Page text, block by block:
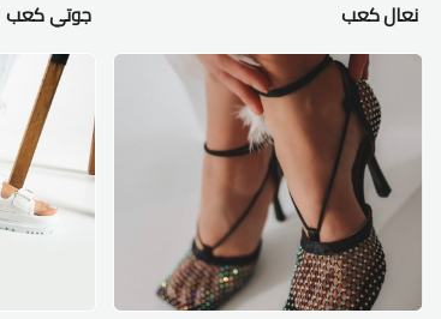
نعال كعب جوتي كعب